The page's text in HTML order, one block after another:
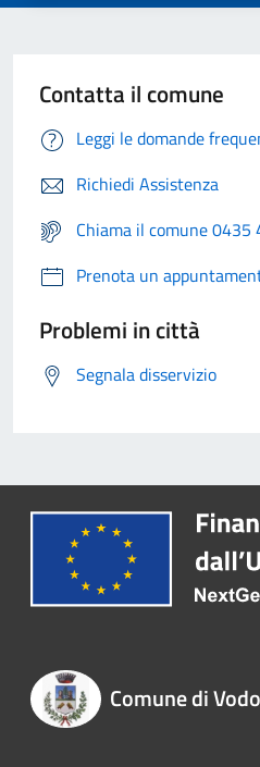
Contatta il comune
Leggi le domande
Richiedi Assistenza
Chiama il comune 0435
Prenota un
Problemi in città
Segnala disservizio
Comune di